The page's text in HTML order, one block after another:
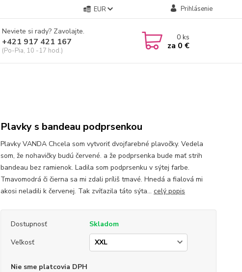
EUR Prihlásenie
Neviete si rady? Zavolajte.
+421 917 421 167
(Po-Pia, 10 -17 hod.)
0ks
za 0 €
Plavky s bandeau podprsenkou
Plavky VANDA Chcela som vytvoriť dvojfarebné plavočky. Vedela
som, že nohavičky budú červené. a že podprsenka bude mať strih
bandeau bez ramienok. Ladila som podprsenku v sýtej farbe.
Tmavomodrá či čierna sa mi zdali príliš tmavé. Hnedá a fialová mi
akosi neladili k červenej. Tak zvíťazila táto sýta... celý popis
Dostupnosť
Skladom
Veľkosť
Nie sme platcovia DPH